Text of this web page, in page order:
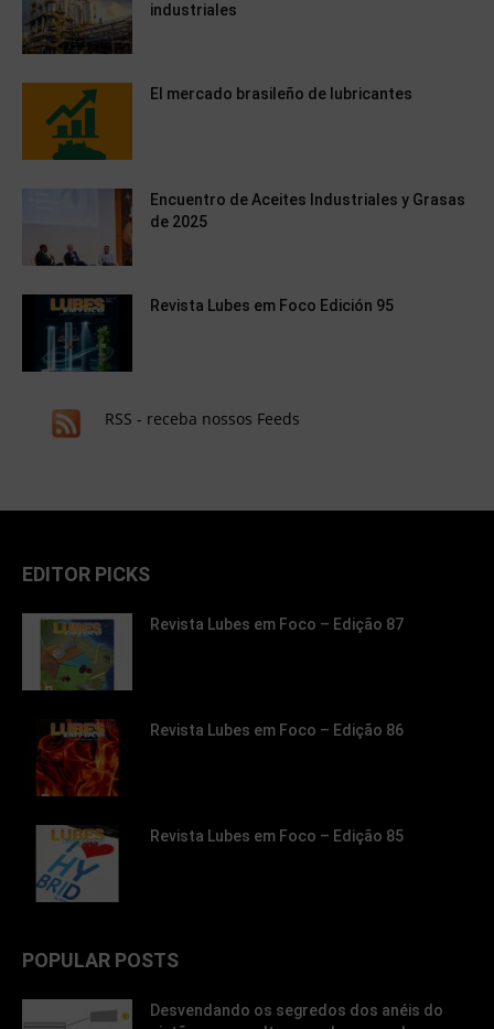
industriales
El mercado brasileño de lubricantes
Encuentro de Aceites Industriales y Grasas
de 2025
Revista Lubes em Foco Edición 95
RSS - receba nossos Feeds
EDITOR PICKS
Revista Lubes em Foco – Edição 87
Revista Lubes em Foco – Edição 86
Revista Lubes em Foco – Edição 85
POPULAR POSTS
Desvendando os segredos dos anéis do